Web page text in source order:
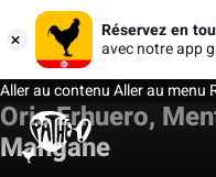
Réservez en
avec notre app
Aller au contenuAller au menu
Oris Erhuero,
Mangane